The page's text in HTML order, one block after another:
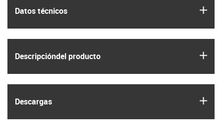
Datos técnicos
Descripción­del producto
Descargas